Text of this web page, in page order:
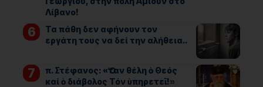
Λίβανο!
Τα πάθη δεν αφήνουν τον
εργάτη τους να δεί την αλήθεια..
π. Στέφανος: «Ὅταν θέλη ὁ Θεός
καί ὁ διάβολος Τόν ὑπηρετεῖ!»